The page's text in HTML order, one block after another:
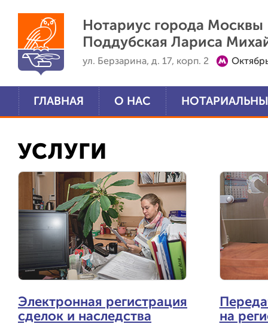
Нотариус города Москвы
Поддубская Лариса
ул. Берзарина, д. 17, корп. 2
ГЛАВНАЯ О НАС
УСЛУГИ
Электронная регистрация
сделок и наследства
на